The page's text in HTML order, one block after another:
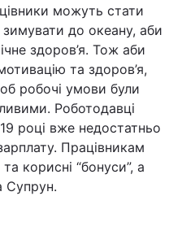
можуть стати
до океану, аби
здоров’я. Тож аби
та здоров’я,
робочі умови були
Роботодавці
році вже недостатньо
Працівникам
корисні “бонуси”, а
Супрун.